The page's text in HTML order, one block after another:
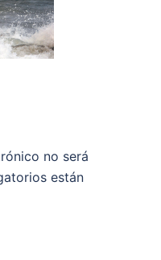
no será
están